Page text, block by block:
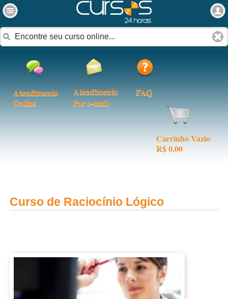
Atendimento
Online
Atendimento
Por e-mail
FAQ
Carrinho Vazio
R$ 0,00
Curso de Raciocínio Lógico